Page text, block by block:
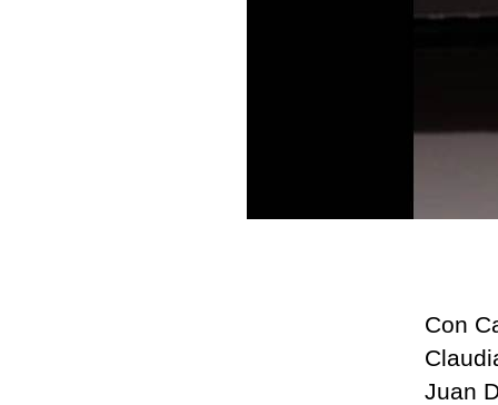
Con
Juan